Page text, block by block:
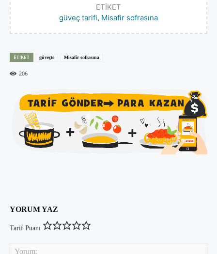
ETIKET
güveç tarifi, Misafir sofrasına
ETIKET güveçte Misafir sofrasına
206
YORUM YAZ
Tarif Puanı